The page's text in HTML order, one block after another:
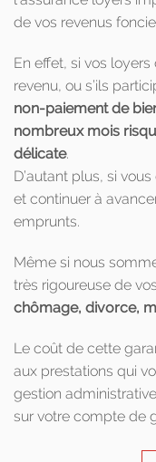
de vos revenus
En effet, si vos
revenu, ou s’ils
non-paiement de
nombreux mois
délicate.
D’autant plus, si
et continuer à
emprunts.
Même si nous
très rigoureuse de
chômage, divorce,
Le coût de cette
aux prestations qui
gestion
sur votre compte de